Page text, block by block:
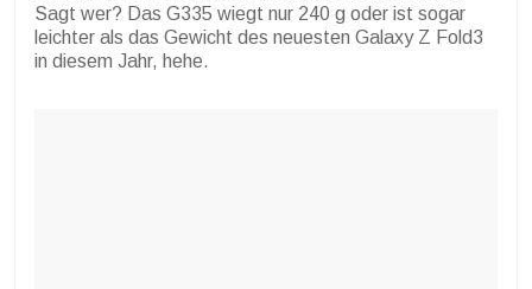
Sagt wer? Das G335 wiegt nur 240 g oder ist sogar
leichter als das Gewicht des neuesten Galaxy Z Fold3
in diesem Jahr, hehe.